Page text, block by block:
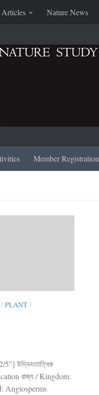
Articles Nature News
Member Registration
/ PLANT /
উদ্ভিদতাত্বিক
রাজ্য / Kingdom:
Angiosperms